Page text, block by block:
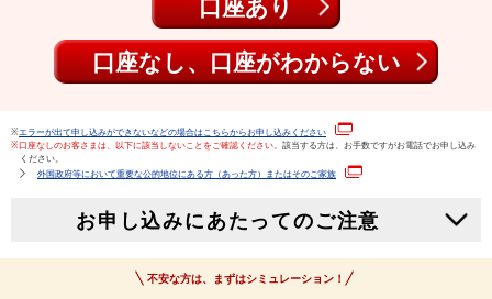
口座なし、口座がわからない
※エラーが出て申し込みができないなどの場合はこちらからお申し込みください
※口座なしのお客さまは、以下に該当しないことをご確認ください。 該当する方は、お手数ですがお電話でお申し込み
ください。
外国政府等において重要な公的地位にある方（あった方）またはそのご家族
お申し込みにあたってのご注意
不安な方は、まずはシミュレーション！